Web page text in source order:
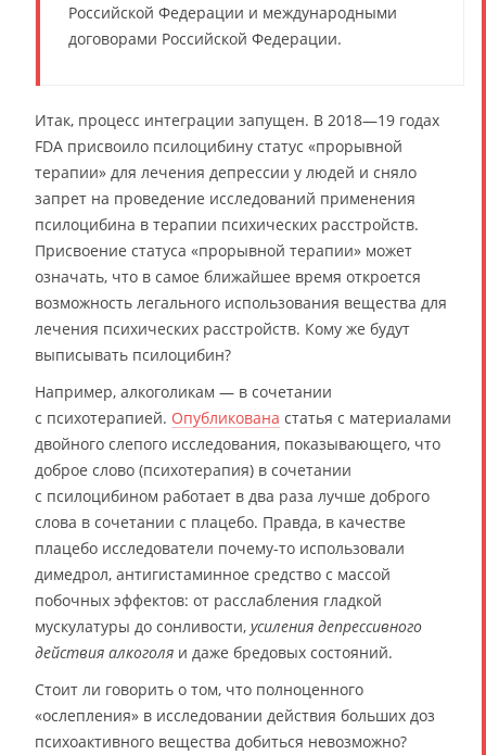
Российской Федерации и международными
договорами Российской Федерации.
Итак, процесс интеграции запущен. В 2018—19 годах
FDA присвоило псилоцибину статус «прорывной
терапии» для лечения депрессии у людей и сняло
запрет на проведение исследований применения
псилоцибина в терапии психических расстройств.
Присвоение статуса «прорывной терапии» может
означать, что в самое ближайшее время откроется
возможность легального использования вещества для
лечения психических расстройств. Кому же будут
выписывать псилоцибин?
Например, алкоголикам — в сочетании
с психотерапией. Опубликована статья с материалами
двойного слепого исследования, показывающего, что
доброе слово (психотерапия) в сочетании
с псилоцибином работает в два раза лучше доброго
слова в сочетании с плацебо. Правда, в качестве
плацебо исследователи почему-то использовали
димедрол, антигистаминное средство с массой
побочных эффектов: от расслабления гладкой
мускулатуры до сонливости, усиления депрессивного
действия алкоголя и даже бредовых состояний.
Стоит ли говорить о том, что полноценного
«ослепления» в исследовании действия больших доз
психоактивного вещества добиться невозможно?